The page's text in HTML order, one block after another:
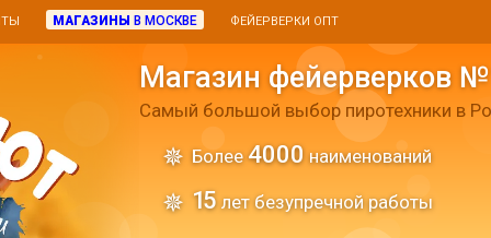
МАГАЗИНЫ В МОСКВЕ ФЕЙЕРВЕРКИ ОПТ
Магазин фейерверков
Самый большой выбор пиротехники в
Более 4000 наименований
15 лет безупречной работы